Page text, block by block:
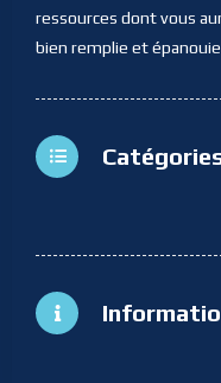
ressources dont vous
bien remplie et épanouie